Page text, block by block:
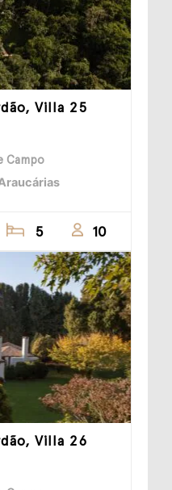
Villa 25
Campo
5 10
Villa 26